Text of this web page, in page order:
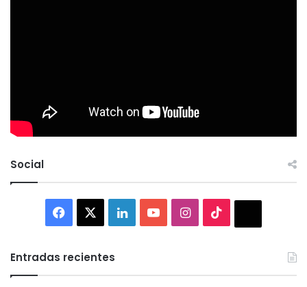
Social
Facebook LinkedInYouTubeInstagram
Entradas recientes